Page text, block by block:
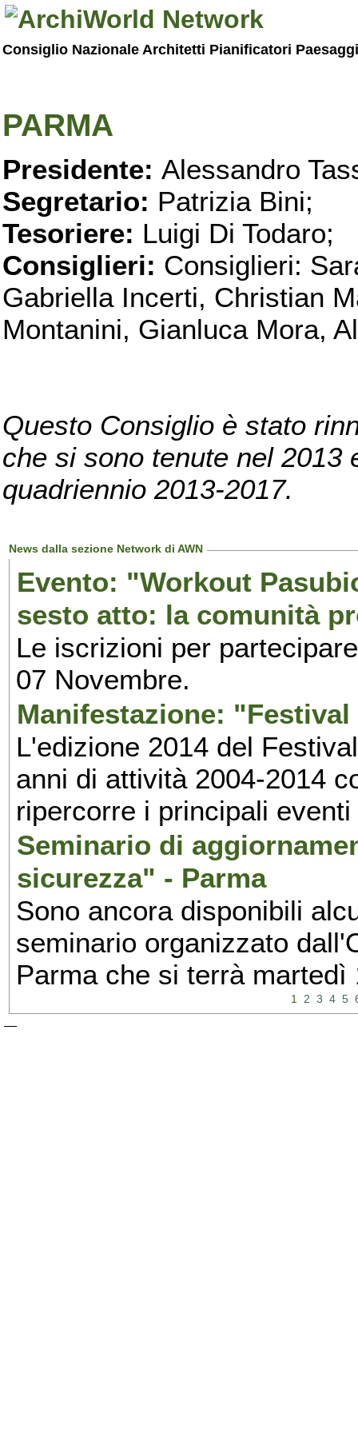
Consiglio Nazionale Architetti Pianificatori
PARMA
Presidente: Alessandro
Segretario: Patrizia Bini;
Tesoriere: Luigi Di Todaro;
Consiglieri: Consiglieri:
Gabriella Incerti, Christian
Montanini, Gianluca Mora,
Questo Consiglio è stato
che si sono tenute nel 2013
quadriennio 2013-2017.
News dalla sezione Network di AWN
Evento: "Workout
sesto atto: la comunità
Le iscrizioni per
07 Novembre.
Manifestazione:
L'edizione 2014 del
anni di attività 2004-2014
ripercorre i principali
Seminario di
sicurezza" - Parma
Sono ancora disponibili
seminario organizzato
Parma che si terrà martedì
1 2 3 4 5